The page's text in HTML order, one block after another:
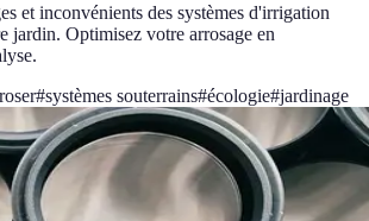
et inconvénients des systèmes d'irrigation
jardin. Optimisez votre arrosage en
#systèmes souterrains#écologie#jardinage